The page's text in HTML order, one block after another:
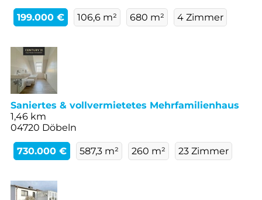
199.000 € 106,6 m² 680 m² 4 Zimmer
Saniertes & vollvermietetes Mehrfamilienhaus
1,46 km
04720 Döbeln
730.000 € 587,3 m² 260 m² 23 Zimmer